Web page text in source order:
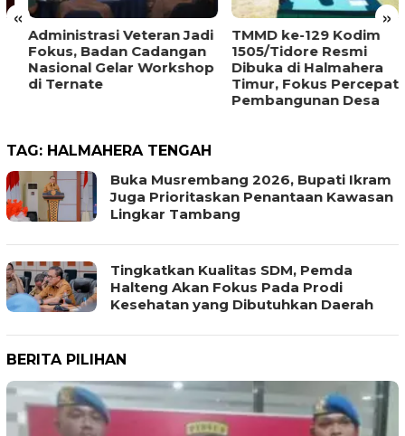
« »
Administrasi Veteran Jadi
Fokus, Badan Cadangan
Nasional Gelar Workshop
di Ternate
TMMD ke-129 Kodim
1505/Tidore Resmi
Dibuka di Halmahera
Timur, Fokus Percepat
Pembangunan Desa
TAG: HALMAHERA TENGAH
Buka Musrembang 2026, Bupati Ikram
Juga Prioritaskan Penantaan Kawasan
Lingkar Tambang
Tingkatkan Kualitas SDM, Pemda
Halteng Akan Fokus Pada Prodi
Kesehatan yang Dibutuhkan Daerah
BERITA PILIHAN